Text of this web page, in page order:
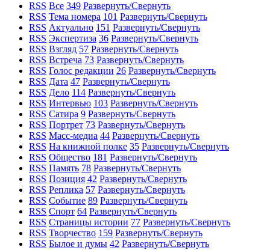
RSS Все 349 Развернуть/Свернуть
RSS Тема номера 101 Развернуть/Свернуть
RSS Актуально 151 Развернуть/Свернуть
RSS Экспертиза 36 Развернуть/Свернуть
RSS Взгляд 57 Развернуть/Свернуть
RSS Встреча 73 Развернуть/Свернуть
RSS Голос редакции 26 Развернуть/Свернуть
RSS Дата 47 Развернуть/Свернуть
RSS Дело 114 Развернуть/Свернуть
RSS Интервью 103 Развернуть/Свернуть
RSS Сатира 9 Развернуть/Свернуть
RSS Портрет 73 Развернуть/Свернуть
RSS Масс-медиа 44 Развернуть/Свернуть
RSS На книжной полке 35 Развернуть/Свернуть
RSS Общество 181 Развернуть/Свернуть
RSS Память 78 Развернуть/Свернуть
RSS Позиция 42 Развернуть/Свернуть
RSS Реплика 57 Развернуть/Свернуть
RSS Событие 89 Развернуть/Свернуть
RSS Спорт 64 Развернуть/Свернуть
RSS Страницы истории 77 Развернуть/Свернуть
RSS Творчество 159 Развернуть/Свернуть
RSS Былое и думы 42 Развернуть/Свернуть